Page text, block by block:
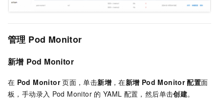
管理 Pod Monitor
新增 Pod Monitor
在 Pod Monitor 页面，单击新增 ，在新增 Pod Monitor 配置面
板，手动录入 Pod Monitor 的 YAML 配置，然后单击创建。